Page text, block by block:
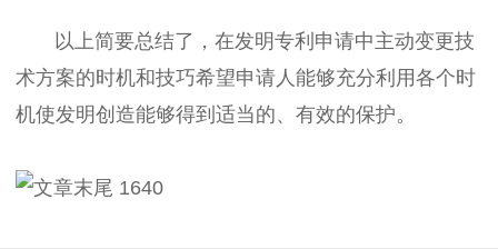
以上简要总结了，在发明专利申请中主动变更技
术方案的时机和技巧希望申请人能够充分利用各个时
机使发明创造能够得到适当的、有效的保护。